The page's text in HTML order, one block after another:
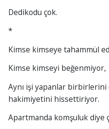
Dedikodu çok.
*
Kimse kimseye tahammül
Kimse kimseyi beğenmiyor,
Aynı işi yapanlar
hakimiyetini hissettiriyor.
Apartmanda komşuluk diye